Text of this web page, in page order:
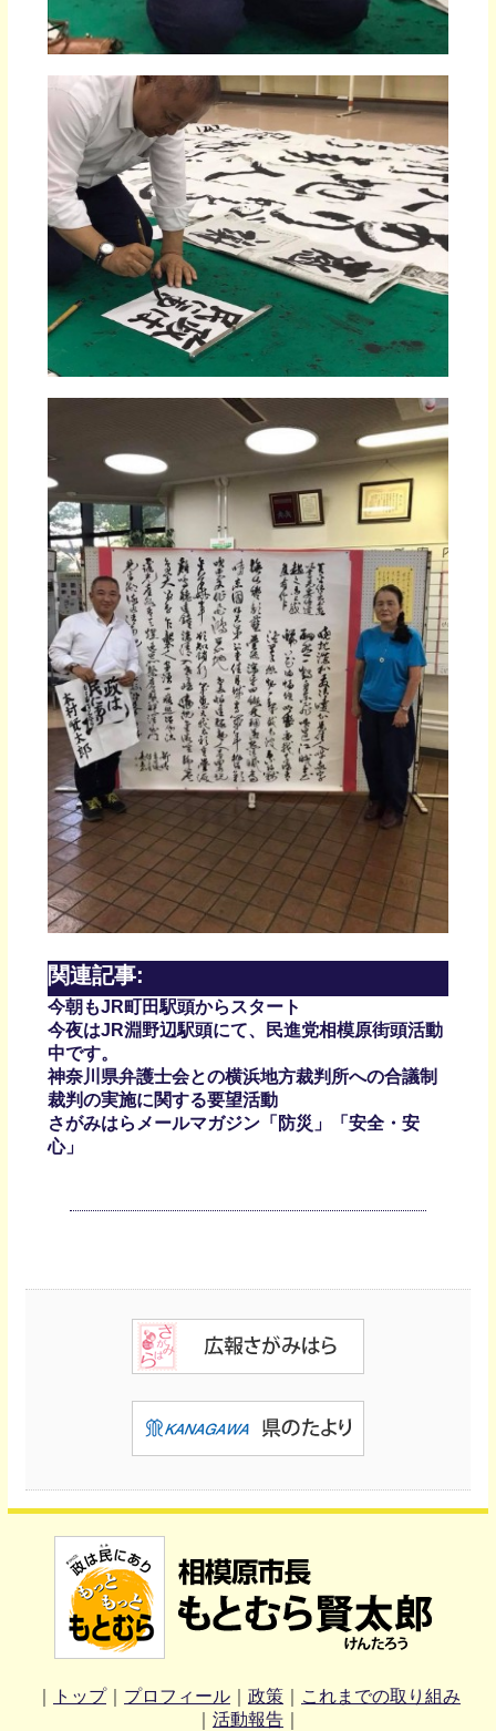
関連記事:
今朝もJR町田駅頭からスタート
今夜はJR淵野辺駅頭にて、民進党相模原街頭活動
中です。
神奈川県弁護士会との横浜地方裁判所への合議制
裁判の実施に関する要望活動
さがみはらメールマガジン「防災」「安全・安
心」
トップ｜ プロフィール｜ 政策｜
これまでの取り組み
活動報告｜